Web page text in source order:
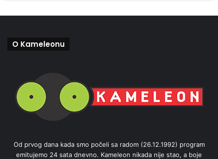
O Kameleonu
Od prvog dana kada smo počeli sa radom (26.12.1992) program
emitujemo 24 sata dnevno. Kameleon nikada nije stao, a boje